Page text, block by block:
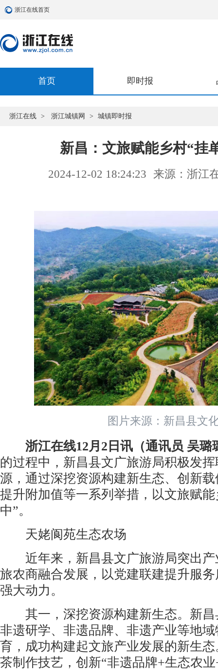
浙江在线首页
首页 即时报
浙江在线 > 浙江城镇网 > 城镇即时报
新昌：文旅赋能乡村“挂
2024-12-02 18:24:23 来源：浙江
图片来源：新昌县文化
浙江在线12月2日讯（通讯员 吴璐
的过程中，新昌县文广旅游局积极发
源，通过深挖资源构建新生态、创新
提升附加值等一系列举措，以文旅赋
中”。
天姥阆苑生态农场
近年来，新昌县文广旅游局突出产
旅农商融合发展，以党建联建提升服
强大动力。
其一，深挖资源构建新生态。新昌
非遗研学、非遗品牌、非遗产业等地
育，成功构建起文旅产业发展的新生
茶制作技艺，创新“非遗品牌+生态农